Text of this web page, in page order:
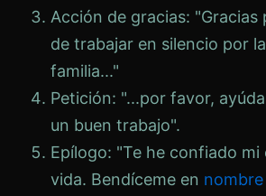
Acción de gracias: "Gracias
de trabajar en silencio por
familia..."
Petición: "...por favor,
un buen trabajo".
Epílogo: "Te he confiado mi
vida. Bendíceme en nombre